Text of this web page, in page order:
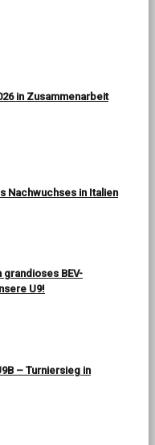
in Zusammenarbeit
Nachwuchses in Italien
grandioses BEV-
U9!
– Turniersieg in